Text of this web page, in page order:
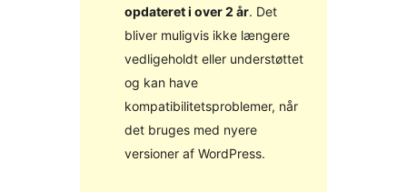
opdateret i over 2 år. Det
bliver muligvis ikke længere
vedligeholdt eller understøttet
og kan have
kompatibilitetsproblemer, når
det bruges med nyere
versioner af WordPress.